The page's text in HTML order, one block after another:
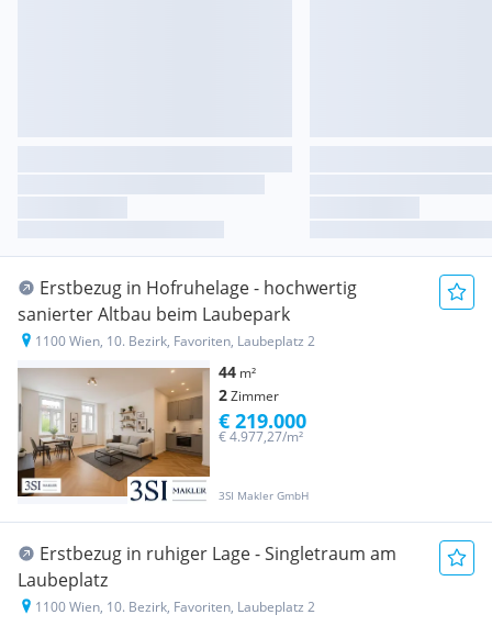
Erstbezug in Hofruhelage - hochwertig
sanierter Altbau beim Laubepark
1100 Wien, 10. Bezirk, Favoriten, Laubeplatz 2
44 m²
2Zimmer
3SI Makler GmbH
€ 4.977,27/m²
€ 219.000
Erstbezug in ruhiger Lage - Singletraum am
Laubeplatz
1100 Wien, 10. Bezirk, Favoriten, Laubeplatz 2